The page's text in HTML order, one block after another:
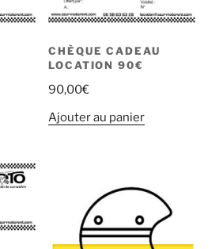
CHÈQUE CADEAU
LOCATION 90€
90,00€
Ajouter au panier